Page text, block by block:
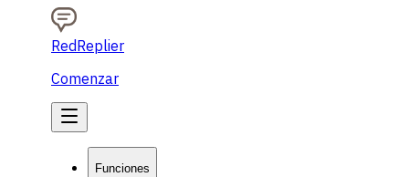
RedReplier
Comenzar
Funciones